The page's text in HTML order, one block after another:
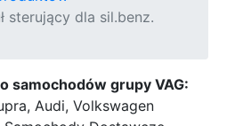
sterujący dla sil.benz.
samochodów grupy VAG:
Audi, Volkswagen